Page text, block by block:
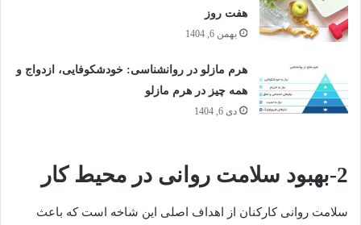
هفت روز
بهمن 6, 1404
هرم مازلو در روانشناسی: خودشکوفایی، ازدواج و
همه چیز در هرم مازلو
دی 6, 1404
2-بهبود سلامت روانی در محیط کار
سلامت روانی کارکنان از اهداف اصلی این شاخه است که باعث